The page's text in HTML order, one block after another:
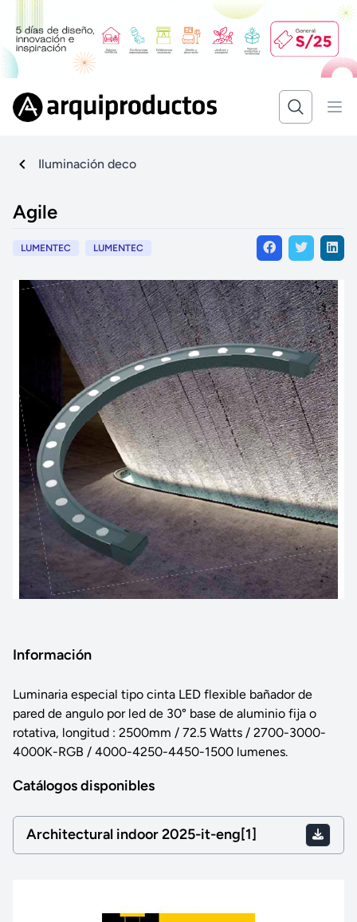
Iluminación deco
Agile
LUMENTEC LUMENTEC
Información
Luminaria especial tipo cinta LED flexible bañador de
pared de angulo por led de 30° base de aluminio fija o
rotativa, longitud : 2500mm / 72.5 Watts / 2700-3000-
4000K-RGB / 4000-4250-4450-1500 lumenes.
Catálogos disponibles
Architectural indoor 2025-it-eng[1]